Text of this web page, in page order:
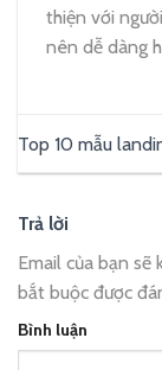
thiện với
nên dễ dàng
Top 10 mẫu
để chạy quảng
Trả lời
Email của bạn sẽ
bắt buộc được
Bình luận